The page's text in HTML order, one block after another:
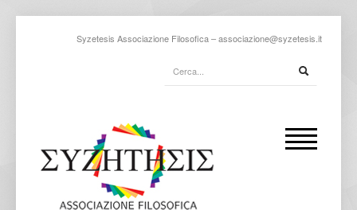
Syzetesis Associazione Filosofica –associazione@syzetesis.it